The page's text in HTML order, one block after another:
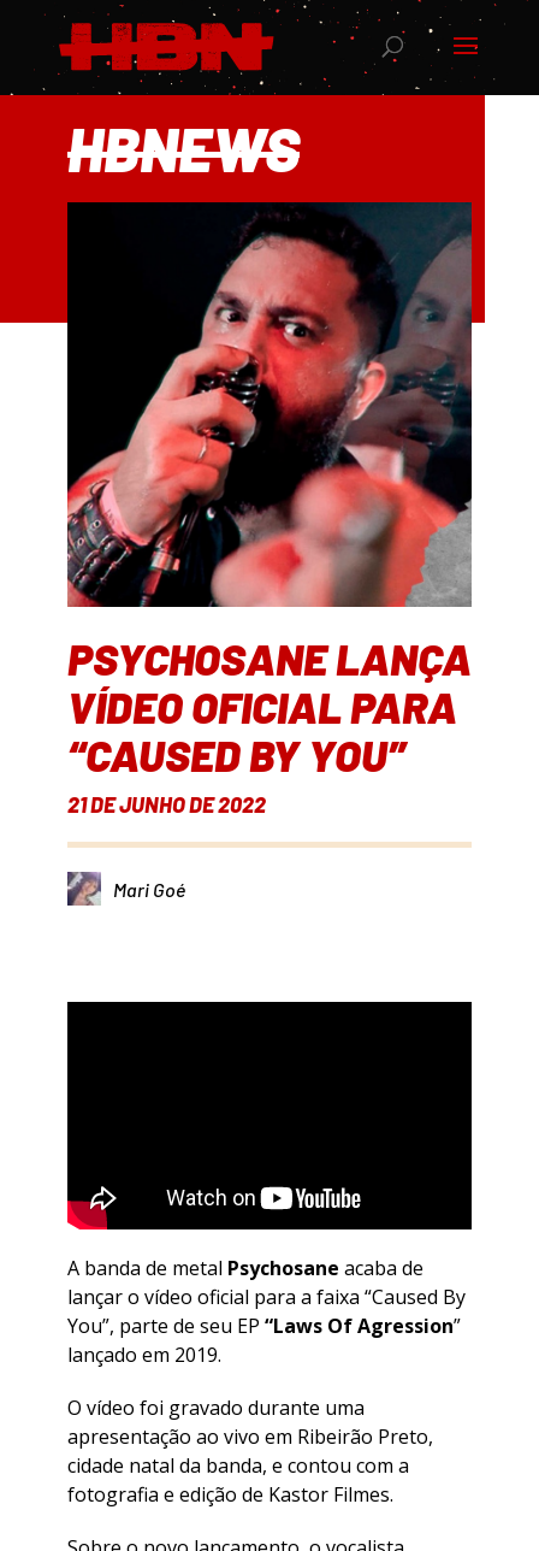
HBNEWS
PSYCHOSANE LANÇA
VÍDEO OFICIAL PARA
“CAUSED BY YOU”
21 DE JUNHO DE 2022
Mari Goé
A banda de metal Psychosane acaba de
lançar o vídeo oficial para a faixa “Caused By
You”, parte de seu EP “Laws Of Agression”
lançado em 2019.
O vídeo foi gravado durante uma
apresentação ao vivo em Ribeirão Preto,
cidade natal da banda, e contou com a
fotografia e edição de Kastor Filmes.